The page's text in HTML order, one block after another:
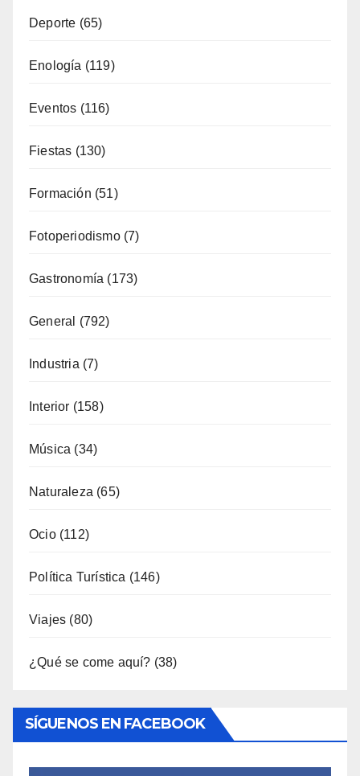
Deporte (65)
Enología (119)
Eventos (116)
Fiestas (130)
Formación (51)
Fotoperiodismo(7)
Gastronomía (173)
General (792)
Industria (7)
Interior (158)
Música (34)
Naturaleza (65)
Ocio(112)
Política Turística (146)
Viajes (80)
¿Qué se come aquí? (38)
SÍGUENOS EN FACEBOOK